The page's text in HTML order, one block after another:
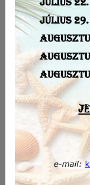
2025. október
ÜGYINTÉZÉS
Szünet után az
Megértésüket
Kellemes
Lestyánné
igazgató